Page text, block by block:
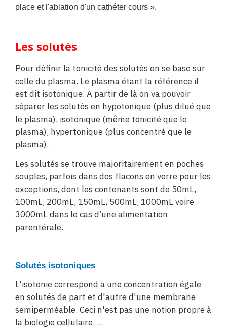
place et l'ablation d'un cathéter cours ».
Les solutés
Pour définir la tonicité des solutés on se base sur
celle du plasma. Le plasma étant la référence il
est dit isotonique. A partir de là on va pouvoir
séparer les solutés en hypotonique (plus dilué que
le plasma), isotonique (même tonicité que le
plasma), hypertonique (plus concentré que le
plasma).
Les solutés se trouve majoritairement en poches
souples, parfois dans des flacons en verre pour les
exceptions, dont les contenants sont de 50mL,
100mL, 200mL, 150mL, 500mL, 1000mL voire
3000mL dans le cas d’une alimentation
parentérale.
Solutés isotoniques
L'isotonie correspond à une concentration égale
en solutés de part et d'autre d'une membrane
semiperméable. Ceci n'est pas une notion propre à
la biologie cellulaire. ...